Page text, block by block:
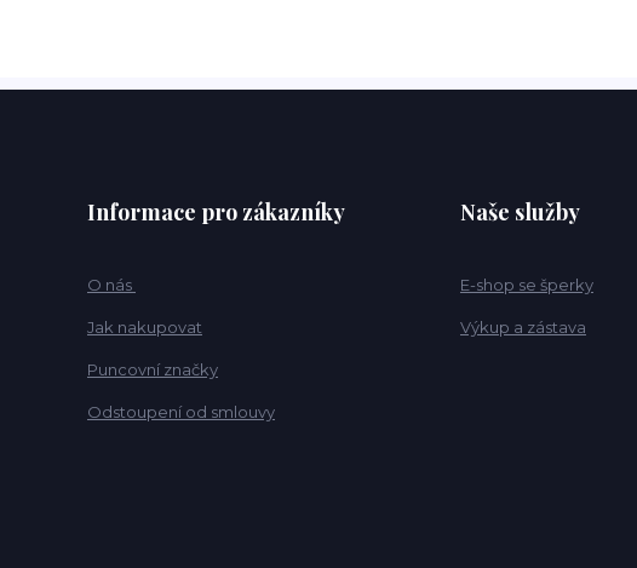
Informace pro zákazníky
O nás
Jak nakupovat
Puncovní značky
Odstoupení od smlouvy
Naše služby
E-shop se šperky
Výkup a zástava